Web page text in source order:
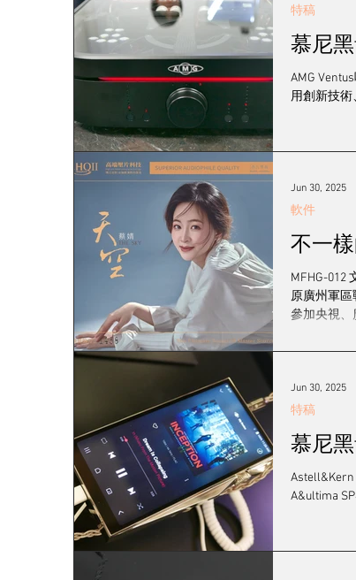
慕尼黑
AMG
用創新技術
特稿
不一
MFHG-012
原廣州軍區
參加央視、
軟件
Jun 30, 2025
慕尼
A&ultima
特稿
Jun 30, 2025